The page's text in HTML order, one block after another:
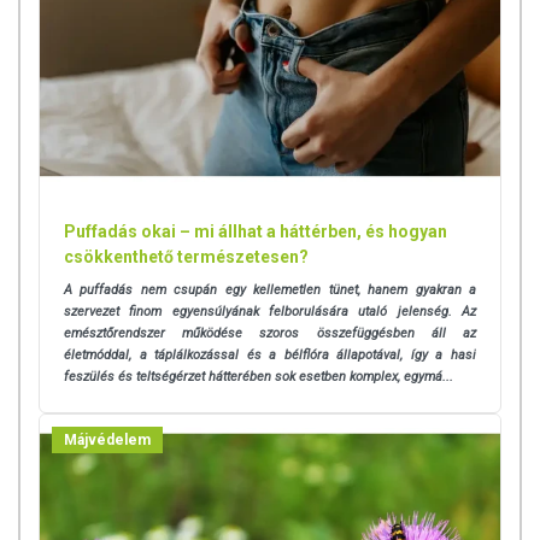
normál izomműködést, míg a D-vitamin hozzájárul az
egészséges izomfunkció megőrzéséhez. A magnézium
tartalom emellett szerepet játszik a normál
fehérjeszintézisben is.
Csontozat egészsége
A termék C-vitamin tartalma elősegíti a normál
mangán és magnézium tartalmával együtt – a csontozat
normál állapotának fenntartását.
Antioxidáns védelem
Az E- és C-vitamin, a riboflavin (B2-vitamin), a cink, a
mangán, a réz és a szelén tartalma révén hozzájárul a
Kiknek javasolt?
12 éven felüli, rendszeresen sportolóknak
Azoknak, akik komplex multivitamint keresnek
étrendjük mellé
Puffadás okai – mi állhat a háttérben, és hogyan
csökkenthető természetesen?
A puffadás nem csupán egy kellemetlen tünet, hanem gyakran a
szervezet finom egyensúlyának felborulására utaló jelenség. Az
emésztőrendszer működése szoros összefüggésben áll az
életmóddal, a táplálkozással és a bélflóra állapotával, így a hasi
feszülés és teltségérzet hátterében sok esetben komplex, egymá...
Májvédelem